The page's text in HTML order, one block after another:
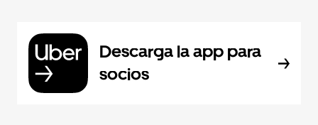
Descarga la app para
socios